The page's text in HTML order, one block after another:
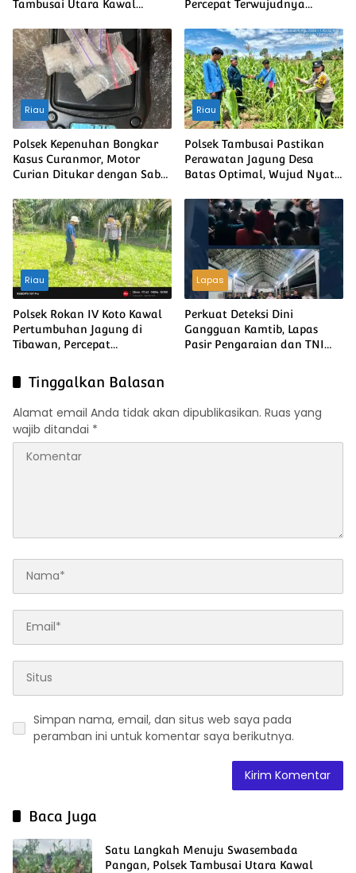
Tambusai Utara Kawal
Diuji Curah Hujan
Percepat Terwujudnya
Nasional
Riau
Polsek Kepenuhan Bongkar
Kasus Curanmor, Motor
Curian Ditukar dengan Sabu
Riau
Polsek Tambusai Pastikan
Perawatan Jagung Desa
Batas Optimal, Wujud Nyata
Riau
Polsek Rokan IV Koto Kawal
Pertumbuhan Jagung di
Tibawan, Percepat
Pangan Nasional
Lapas
Perkuat Deteksi Dini
Gangguan Kamtib, Lapas
Pasir Pengaraian dan TNI
Tinggalkan Balasan
Alamat email Anda tidak akan dipublikasikan. Ruas yang
wajib ditandai *
Simpan nama, email, dan situs web saya pada
peramban ini untuk komentar saya berikutnya.
Baca Juga
Satu Langkah Menuju Swasembada
Pangan, Polsek Tambusai Utara Kawal